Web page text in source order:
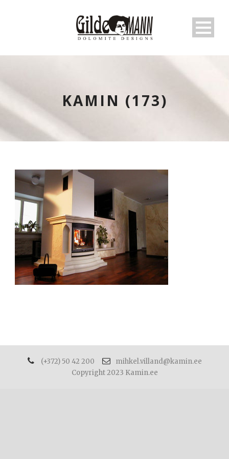
KAMIN (173)
(+372) 50 42 200
mihkel.villand@kamin.ee
Copyright 2023 Kamin.ee